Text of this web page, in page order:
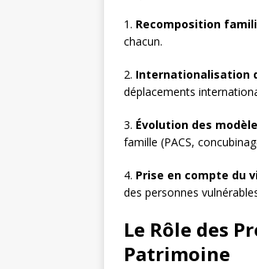
1. Recomposition
chacun.
2. Internationalisation
déplacements
3. Évolution des
famille (PACS,
4. Prise en compte du
des personnes
Le Rôle des
Patrimoine